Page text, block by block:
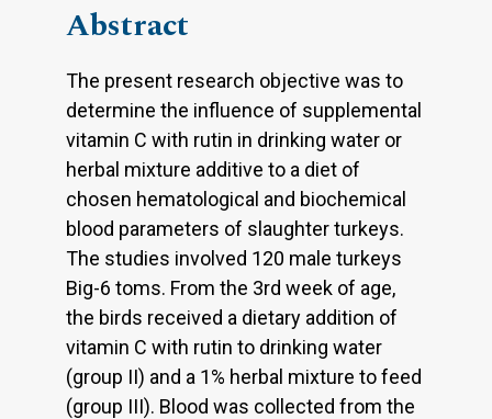
Abstract
The present research objective was to
determine the influence of supplemental
vitamin C with rutin in drinking water or
herbal mixture additive to a diet of
chosen hematological and biochemical
blood parameters of slaughter turkeys.
The studies involved 120 male turkeys
Big-6 toms. From the 3rd week of age,
the birds received a dietary addition of
vitamin C with rutin to drinking water
(group II) and a 1% herbal mixture to feed
(group III). Blood was collected from the